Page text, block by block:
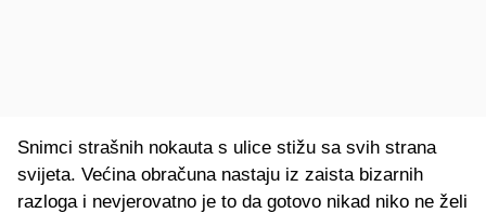
Snimci strašnih nokauta s ulice stižu sa svih strana
svijeta. Većina obračuna nastaju iz zaista bizarnih
razloga i nevjerovatno je to da gotovo nikad niko ne želi